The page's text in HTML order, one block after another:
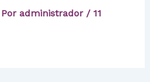
administrador / 11